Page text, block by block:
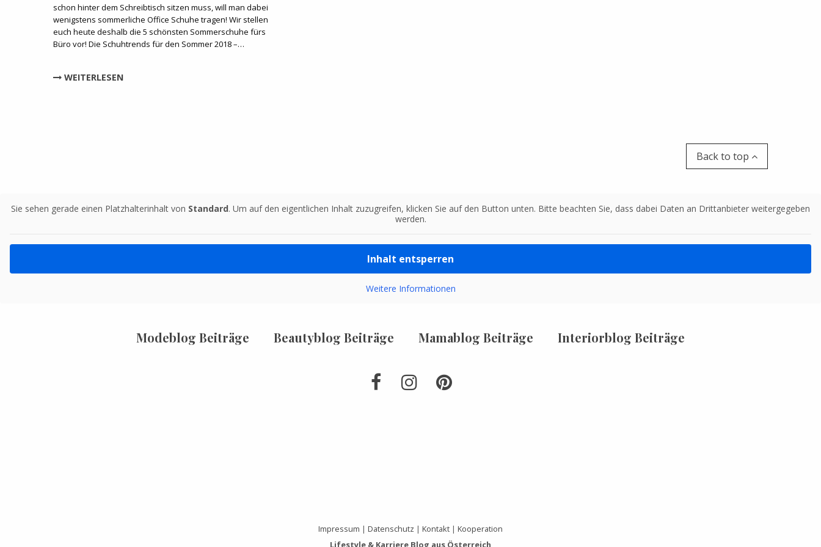
schon hinter dem Schreibtisch sitzen muss, will man dabei
wenigstens sommerliche Office Schuhe tragen! Wir stellen
euch heute deshalb die 5 schönsten Sommerschuhe fürs
Büro vor! Die Schuhtrends für den Sommer 2018 –…
WEITERLESEN
Back to top
Sie sehen gerade einen Platzhalterinhalt von Standard. Um auf den eigentlichen Inhalt zuzugreifen, klicken Sie auf den Button unten. Bitte beachten Sie, dass dabei Daten an Drittanbieter weitergegeben
werden.
Inhalt entsperren
Weitere Informationen
Modeblog Beiträge Beautyblog Beiträge Mamablog Beiträge Interiorblog Beiträge
Impressum | Datenschutz | Kontakt | Kooperation
Lifestyle & Karriere Blog aus Österreich